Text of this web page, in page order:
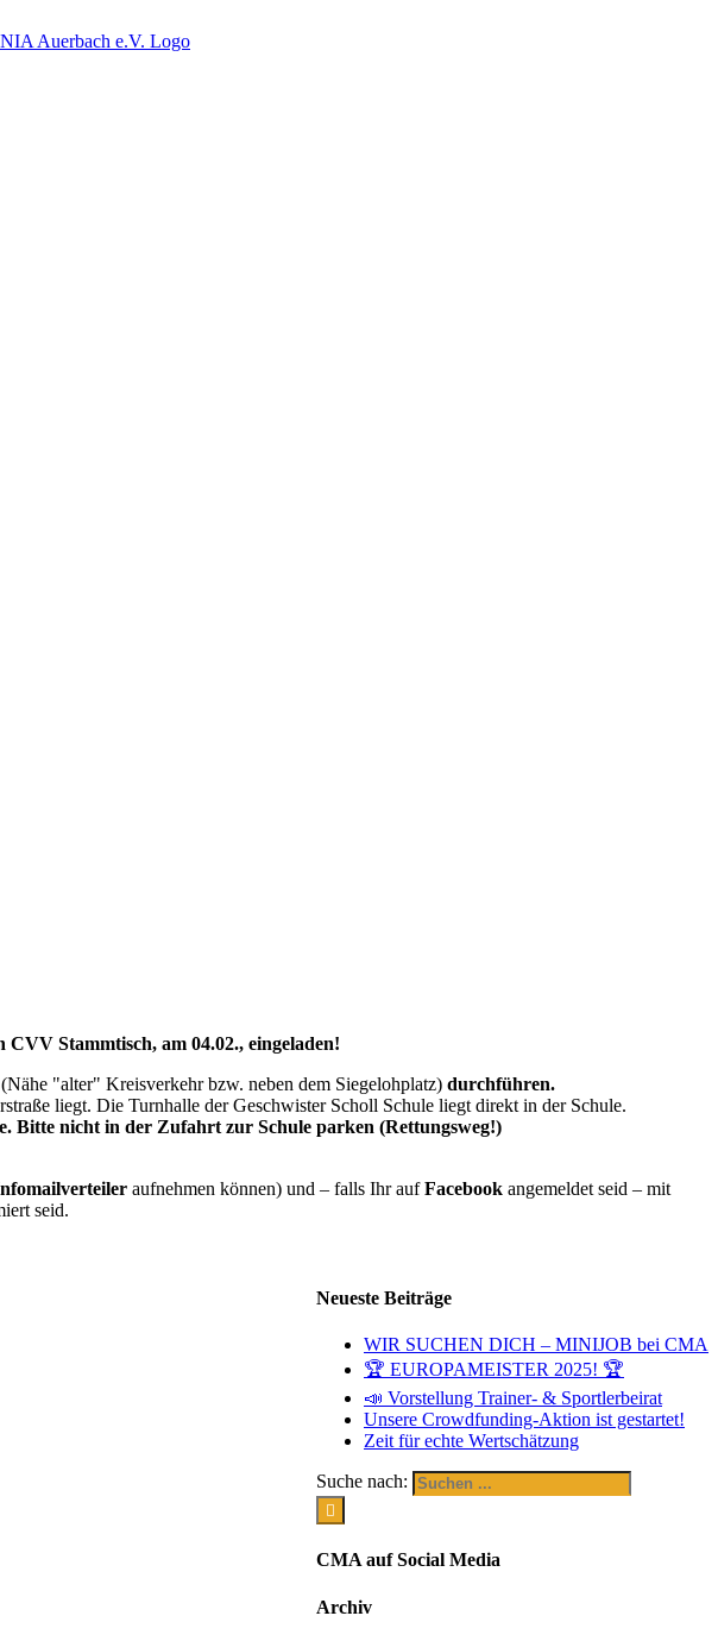
Stammtisch, am 04.02., eingeladen!
"alter" Kreisverkehr bzw. neben dem Siegelohplatz) durchführen.
liegt. Die Turnhalle der Geschwister Scholl Schule liegt direkt in der Schule.
Bitte nicht in der Zufahrt zur Schule parken (Rettungsweg!)
aufnehmen können) und – falls Ihr aufFacebook angemeldet seid – mit
seid.
Neueste Beiträge
WIR SUCHEN DICH – MINIJOB bei CMA
🏆 EUROPAMEISTER 2025! 🏆
📣 Vorstellung Trainer- & Sportlerbeirat
Unsere Crowdfunding-Aktion ist gestartet!
Zeit für echte Wertschätzung
Suche nach:
CMA auf Social Media
Archiv